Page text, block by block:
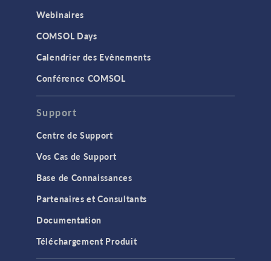
Webinaires
COMSOL Days
Calendrier des Evènements
Conférence COMSOL
Support
Centre de Support
Vos Cas de Support
Base de Connaissances
Partenaires et Consultants
Documentation
Téléchargement Produit